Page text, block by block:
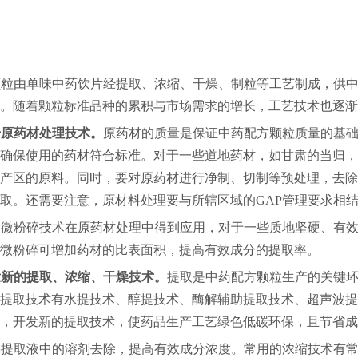
由单味中药饮片经提取、浓缩、干燥、制粒等工艺制成，供
随着颗粒标准品种的累积与市场需求的增长，工艺技术也逐
药材处理技术。
原药材的质量是保证中药配方颗粒质量的基
保使用的药材符合标准。对于一些道地药材，如甘肃的当归
区的原料。同时，要对原药材进行净制、切制等预处理，去
。还需要注意，原材料处理要与所辖区域的GAP管理要求相
粉碎技术在原药材处理中得到应用，对于一些质地坚硬、有
粉碎可增加药材的比表面积，提高有效成分的提取率。
的提取、浓缩、干燥技术。提取是中药配方颗粒生产的关键
取技术有水提技术、醇提技术、酶解辅助提取技术、超声波
开发新的提取技术，使药品生产工艺绿色低碳环保，且节省
取液中的溶剂去除，提高有效成分浓度。常用的浓缩技术有